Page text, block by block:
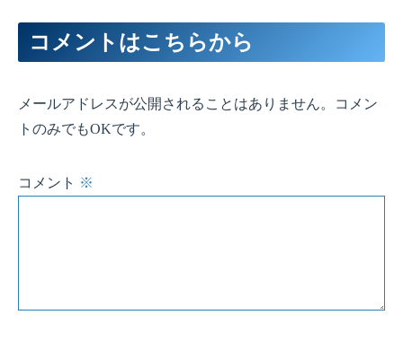
コメントはこちらから
メールアドレスが公開されることはありません。コメン
トのみでもOKです。
コメント ※